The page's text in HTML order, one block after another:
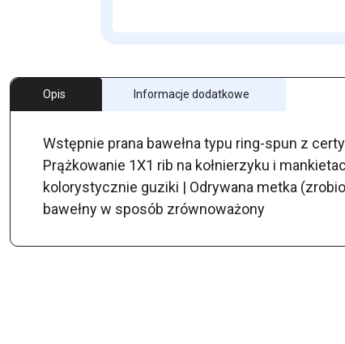
Opis Informacje dodatkowe
Wstępnie prana bawełna typu ring-spun z
Prążkowanie 1X1 rib na kołnierzyku i
kolorystycznie guziki | Odrywana metka
bawełny w sposób zrównoważony